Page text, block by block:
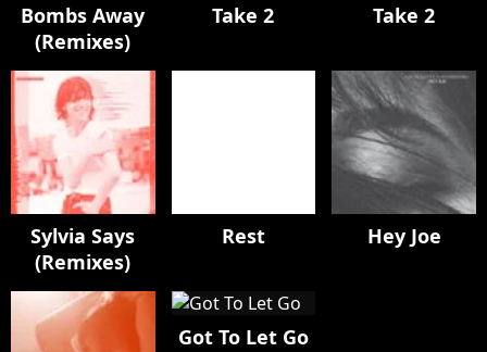
Bombs Away
(Remixes)
Take 2 Take 2
Sylvia Says
(Remixes)
Rest Hey Joe
Got To Let Go